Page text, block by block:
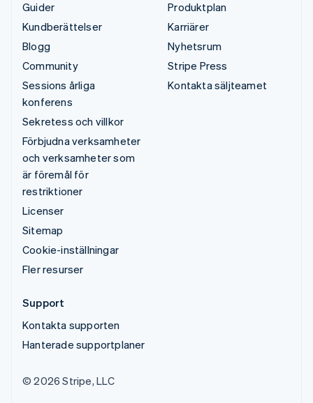
Guider
Kundberättelser
Blogg
Community
Sessions årliga
konferens
Sekretess och villkor
Förbjudna verksamheter
och verksamheter som
är föremål för
restriktioner
Licenser
Sitemap
Cookie-inställningar
Fler resurser
Produktplan
Karriärer
Nyhetsrum
Stripe Press
Kontakta säljteamet
Support
Kontakta supporten
Hanterade supportplaner
© 2026 Stripe, LLC